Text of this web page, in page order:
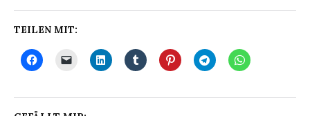
TEILEN MIT: